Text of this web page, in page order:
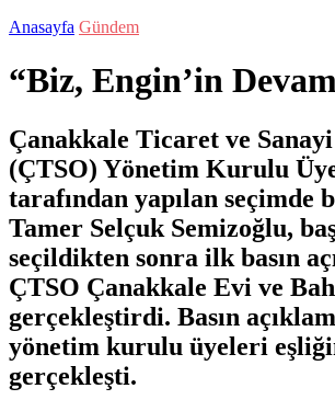
Anasayfa Gündem
“Biz, Engin’in
Çanakkale Ticaret ve Sanayi
(ÇTSO) Yönetim Kurulu
tarafından yapılan seçimde
Tamer Selçuk Semizoğlu,
seçildikten sonra ilk basın
ÇTSO Çanakkale Evi ve
gerçekleştirdi. Basın
yönetim kurulu üyeleri
gerçekleşti.